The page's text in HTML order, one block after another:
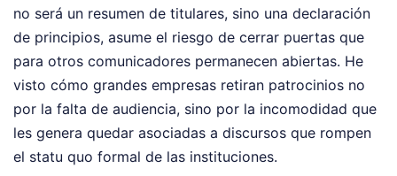
no será un resumen de titulares, sino una declaración
de principios, asume el riesgo de cerrar puertas que
para otros comunicadores permanecen abiertas. He
visto cómo grandes empresas retiran patrocinios no
por la falta de audiencia, sino por la incomodidad que
les genera quedar asociadas a discursos que rompen
el statu quo formal de las instituciones.